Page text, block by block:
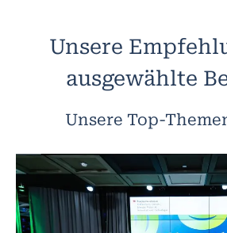
Unsere
ausgewählte
Unsere Top-